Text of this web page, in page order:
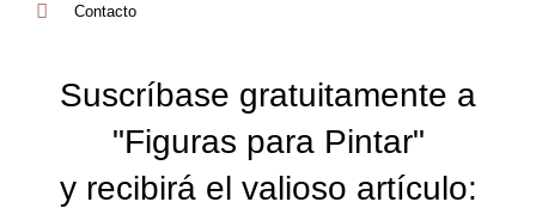
Contacto
Suscríbase gratuitamente a
"Figuras para Pintar"
y recibirá el valioso artículo: